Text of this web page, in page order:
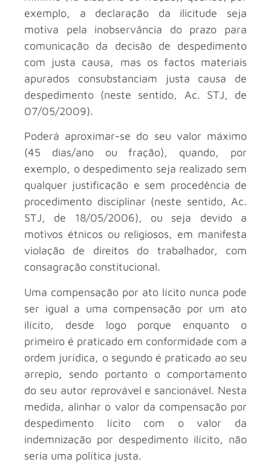
exemplo, a declaração da ilicitude seja
motiva pela inobservância do prazo para
comunicação da decisão de despedimento
com justa causa, mas os factos materiais
apurados consubstanciam justa causa de
despedimento (neste sentido, Ac. STJ, de
07/05/2009).
Poderá aproximar-se do seu valor máximo
(45 dias/ano ou fração), quando, por
exemplo, o despedimento seja realizado sem
qualquer justificação e sem procedência de
procedimento disciplinar (neste sentido, Ac.
STJ, de 18/05/2006), ou seja devido a
motivos étnicos ou religiosos, em manifesta
violação de direitos do trabalhador, com
consagração constitucional.
Uma compensação por ato lícito nunca pode
ser igual a uma compensação por um ato
ilícito, desde logo porque enquanto o
primeiro é praticado em conformidade com a
ordem jurídica, o segundo é praticado ao seu
arrepio, sendo portanto o comportamento
do seu autor reprovável e sancionável. Nesta
medida, alinhar o valor da compensação por
despedimento lícito com o valor da
indemnização por despedimento ilícito, não
seria uma política justa.